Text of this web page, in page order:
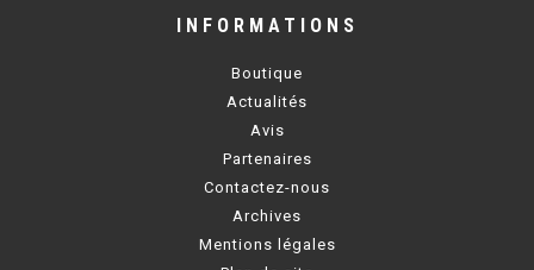
PLAQUE 600 GAZ
PLAQUE 650 GAZ
PLAQUE 700 GAZ
PLAQUE 900 GAZ
INFORMATIONS
Boutique
Actualités
Avis
Partenaires
Contactez-nous
Archives
Mentions légales